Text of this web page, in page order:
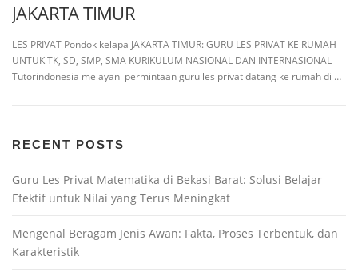
JAKARTA TIMUR
LES PRIVAT Pondok kelapa JAKARTA TIMUR: GURU LES PRIVAT KE RUMAH
UNTUK TK, SD, SMP, SMA KURIKULUM NASIONAL DAN INTERNASIONAL
Tutorindonesia melayani permintaan guru les privat datang ke rumah di …
RECENT POSTS
Guru Les Privat Matematika di Bekasi Barat: Solusi Belajar
Efektif untuk Nilai yang Terus Meningkat
Mengenal Beragam Jenis Awan: Fakta, Proses Terbentuk, dan
Karakteristik